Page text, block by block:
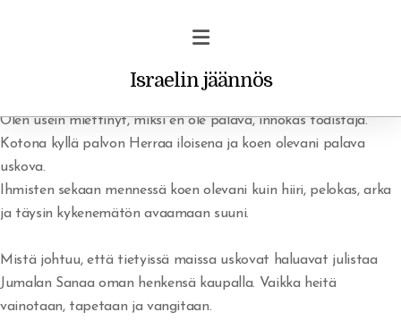
Israelin jäännös
Olen usein miettinyt, miksi en ole palava, innokas todistaja.
Kotona kyllä palvon Herraa iloisena ja koen olevani palava
uskova.
Ihmisten sekaan mennessä koen olevani kuin hiiri, pelokas, arka
ja täysin kykenemätön avaamaan suuni.
Mistä johtuu, että tietyissä maissa uskovat haluavat julistaa
Jumalan Sanaa oman henkensä kaupalla. Vaikka heitä
vainotaan, tapetaan ja vangitaan.
Profetiat ja unet
Vakava varoitus uskoville
Rohkaisu/ilmestys